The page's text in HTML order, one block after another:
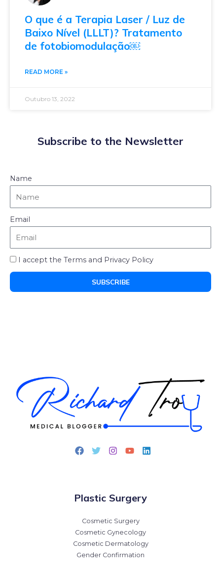
O que é a Terapia Laser / Luz de
Baixo Nível (LLLT)? Tratamento
de fotobiomodulação￼
READ MORE »
Outubro 13, 2022
Subscribe to the Newsletter
Name
Email
I accept the Terms and Privacy Policy
SUBSCRIBE
Plastic Surgery
Cosmetic Surgery
Cosmetic Gynecology
Cosmetic Dermatology
Gender Confirmation